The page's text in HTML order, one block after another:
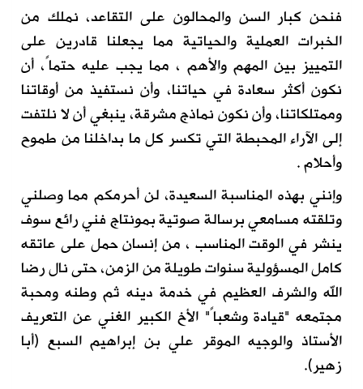
فنحن كبار السن والمحالون على التقاعد، نملك من
الخبرات العملية والحياتية مما يجعلنا قادرين على
التمييز بين المهم والأهم ، مما يجب عليه حتماً، أن
نكون أكثر سعادة في حياتنا، وأن نستفيذ من أوقاتنا
وممتلكاتنا، وأن نكون نماذج مشرقة، ينبغي أن لا نلتفت
إلى الآراء المحبطة التي تكسر كل ما بداخلنا من طموح
وأحلام .
وإنني بهذه المناسبة السعيدة، لن أحرمكم مما وصلني
وتلقته مسامعي برسالة صوتية بمونتاج فني رائع سوف
ينشر في الوقت المناسب ، من إنسان حمل على عاتقه
كامل المسؤولية سنوات طويلة من الزمن، حتى نال رضا
الله والشرف العظيم في خدمة دينه ثم وطنه ومحبة
مجتمعه "قيادة وشعباً" الأخ الكبير الغني عن التعريف
الأستاذ والوجيه الموقر علي بن إبراهيم السبع (أبا
زهير).